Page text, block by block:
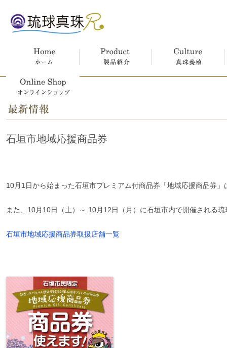
ホーム 製品紹介 真珠養殖
オンラインショップ
石垣市地域応援商品券
10月1日から始まった石垣市プレミアム付商品券「地域応援商品券
また、10月10日（土）～ 10月12日（月）に石垣市内で開催される
石垣市地域応援商品券取扱店舗一覧